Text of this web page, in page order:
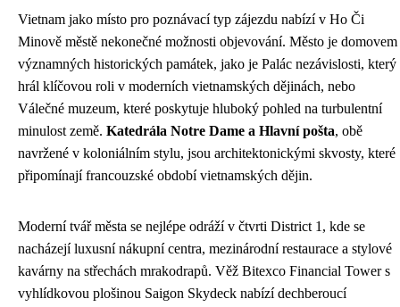
Vietnam jako místo pro poznávací typ zájezdu nabízí v Ho Či
Minově městě nekonečné možnosti objevování. Město je domovem
významných historických památek, jako je Palác nezávislosti, který
hrál klíčovou roli v moderních vietnamských dějinách, nebo
Válečné muzeum, které poskytuje hluboký pohled na turbulentní
minulost země. Katedrála Notre Dame a Hlavní pošta, obě
navržené v koloniálním stylu, jsou architektonickými skvosty, které
připomínají francouzské období vietnamských dějin.
Moderní tvář města se nejlépe odráží v čtvrti District 1, kde se
nacházejí luxusní nákupní centra, mezinárodní restaurace a stylové
kavárny na střechách mrakodrapů. Věž Bitexco Financial Tower s
vyhlídkovou plošinou Saigon Skydeck nabízí dechberoucí